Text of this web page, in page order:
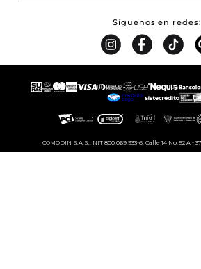
Síguenos en redes
COMODIN S.A.S., NIT 800.069.933-6, Calle 14 No. 52 A